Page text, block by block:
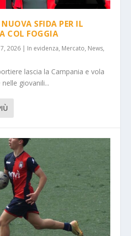
SFIDA PER IL
COL FOGGIA
2026 | In evidenza, Mercato, News,
lascia la Campania e vola
giovanili...